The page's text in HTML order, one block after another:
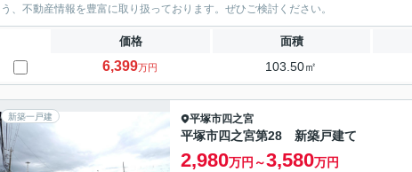
う、不動産情報を豊富に取り扱っております。ぜひご検討ください。
価格 面積
6,399万円 103.50㎡
新築一戸建 平塚市四之宮
平塚市四之宮第28 新築戸建て
2,980万円～3,580万円